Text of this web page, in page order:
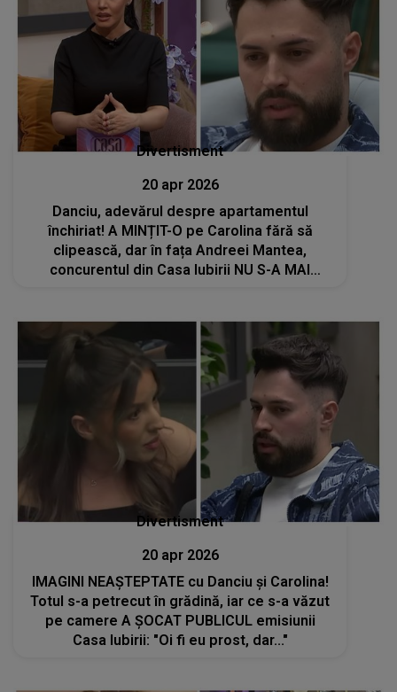
Divertisment
20 apr 2026
Danciu, adevărul despre apartamentul
închiriat! A MINȚIT-O pe Carolina fără să
clipească, dar în fața Andreei Mantea,
concurentul din Casa Iubirii NU S-A MAI
Divertisment
20 apr 2026
IMAGINI NEAȘTEPTATE cu Danciu și Carolina!
Totul s-a petrecut în grădină, iar ce s-a văzut
pe camere A ȘOCAT PUBLICUL emisiunii
Casa Iubirii: "Oi fi eu prost, dar..."